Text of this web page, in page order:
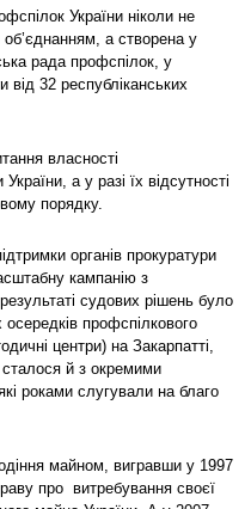
України ніколи не
а створена у
рада профспілок, у
від 32 республіканських
власності
а у разі їх відсутності
порядку.
органів прокуратури
кампанію з
судових рішень було
профспілкового
центри) на Закарпатті,
сталося й з окремими
роками слугували на благо
майном, вигравши у 1997
про витребування своєї